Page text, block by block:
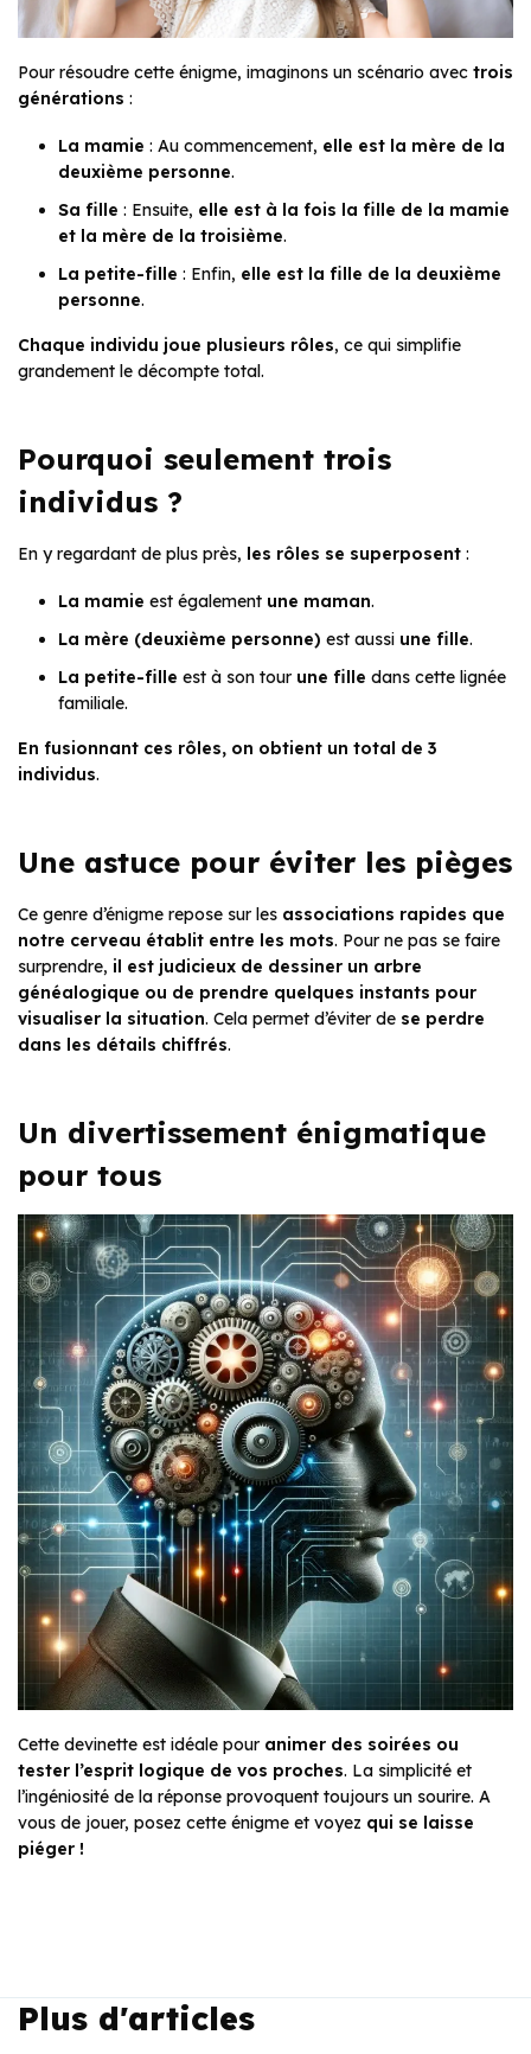
Pour résoudre cette énigme, imaginons un scénario avec trois
générations :
La mamie : Au commencement, elle est la mère de la
deuxième personne.
Sa fille : Ensuite, elle est à la fois la fille de la mamie
et la mère de la troisième.
La petite-fille : Enfin, elle est la fille de la deuxième
personne.
Chaque individu joue plusieurs rôles, ce qui simplifie
grandement le décompte total.
Pourquoi seulement trois
individus ?
En y regardant de plus près, les rôles se superposent :
La mamie est également une maman.
La mère (deuxième personne) est aussi une fille.
La petite-fille est à son tour une fille dans cette lignée
familiale.
En fusionnant ces rôles, on obtient un total de 3
individus.
Une astuce pour éviter les pièges
Ce genre d’énigme repose sur les associations rapides que
notre cerveau établit entre les mots. Pour ne pas se faire
surprendre, il est judicieux de dessiner un arbre
généalogique ou de prendre quelques instants pour
visualiser la situation. Cela permet d’éviter de se perdre
dans les détails chiffrés.
Un divertissement énigmatique
pour tous
Cette devinette est idéale pour animer des soirées ou
tester l’esprit logique de vos proches. La simplicité et
l’ingéniosité de la réponse provoquent toujours un sourire. A
vous de jouer, posez cette énigme et voyez qui se laisse
piéger !
Plus d'articles